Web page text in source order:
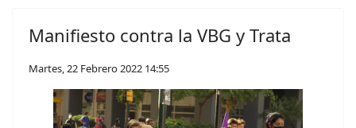
Manifiesto contra la VBG y Trata
Martes, 22 Febrero 2022 14:55